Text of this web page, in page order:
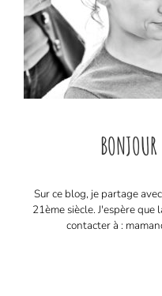
Sur ce blog, je partage
21ème siècle. J'espère que
contacter à :